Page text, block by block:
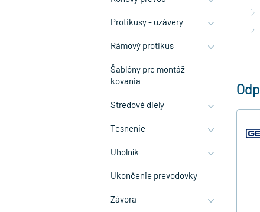
Protikusy - uzávery
Rámový protikus
Šablóny pre montáž
kovania
Stredové diely
Tesnenie
Uholník
Ukončenie prevodovky
Závora